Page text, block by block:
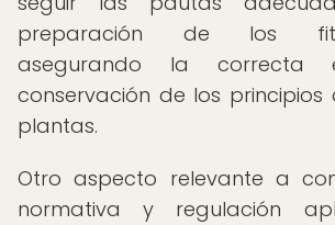
preparación de los
asegurando la correcta
conservación de los principios
plantas.
Otro aspecto relevante a
normativa y regulación